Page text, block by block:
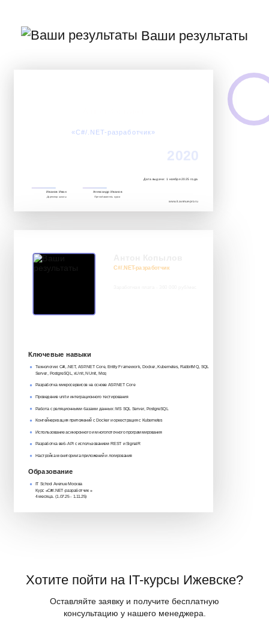
Ваши результаты
C#/.NET-разработчик
Ключевые навыки
Технологии: C#, .NET, ASP.NET Core, Entity Framework, Docker, Kubernetes, RabbitMQ, SQL
Server, PostgreSQL, xUnit, NUnit, Moq
Разработка микросервисов на основе ASP.NET Core
Проведение unit и интеграционного тестирования
Работа с реляционными базами данных: MS SQL Server, PostgreSQL
Контейнеризация приложений с Docker и оркестрация с Kubernetes
Использование асинхронного и многопоточного программирования
Разработка веб-API с использованием REST и SignalR
Настройка мониторинга приложений и логирования
Образование
IT School Avenue Москва
Курс «C#/.NET-разработчик »‎
4 месяца. (1.07.25 - 1.11.25)
«C#/.NET-разработчик»‎
2020
Дата выдачи: 1 ноября 2025 года
www.it.avenue-pro.ru
Иванов Иван
Директор школы
Александр Иванов
Преподаватель курса
Хотите пойти на IT-курсы Ижевске?
Оставляйте заявку и получите бесплатную
консультацию у нашего менеджера.